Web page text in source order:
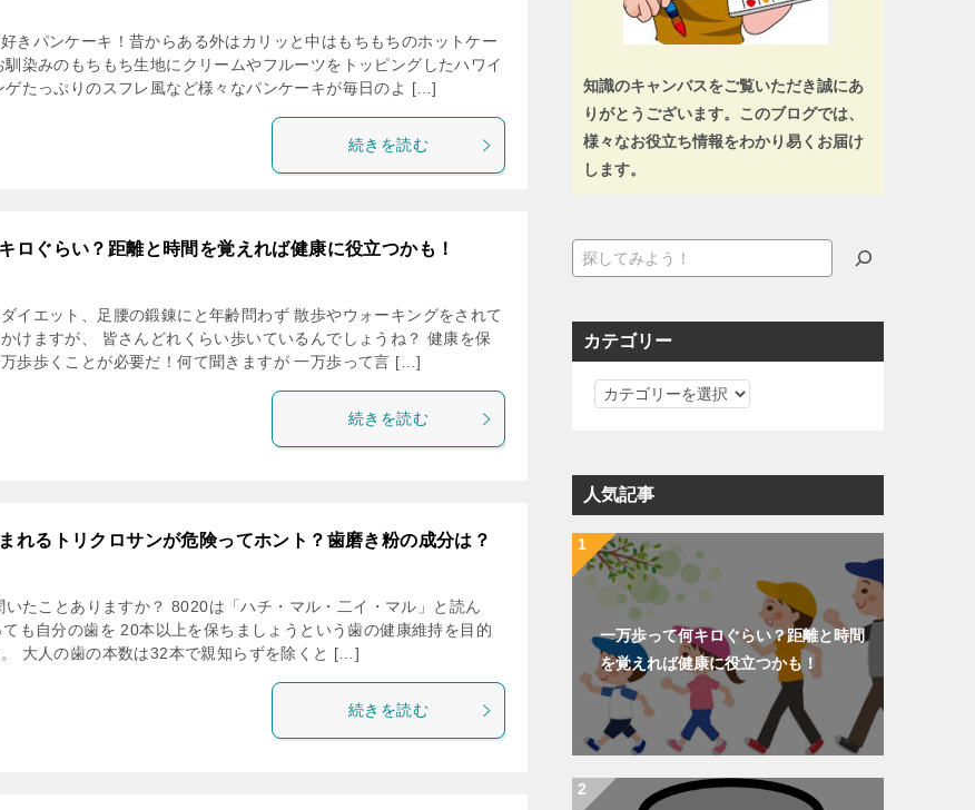
きパンケーキ！昔からある外はカリッと中はもちもちのホットケー
馴染みのもちもち生地にクリームやフルーツをトッピングしたハワイ
ゲたっぷりのスフレ風など様々なパンケーキが毎日のよ […]
続きを読む
ロぐらい？距離と時間を覚えれば健康に役立つかも！
イエット、足腰の鍛錬にと年齢問わず 散歩やウォーキングをされて
けますが、 皆さんどれくらい歩いているんでしょうね？ 健康を保
歩歩くことが必要だ！何て聞きますが 一万歩って言 […]
続きを読む
れるトリクロサンが危険ってホント？歯磨き粉の成分は？
たことありますか？ 8020は「ハチ・マル・二イ・マル」と読ん
も自分の歯を 20本以上を保ちましょうという歯の健康維持を目的
大人の歯の本数は32本で親知らずを除くと […]
続きを読む
知識のキャンバスをご覧いただき誠にあ
りがとうございます。このブログでは、
様々なお役立ち情報をわかり易くお届け
します。
検
索
カテゴリー
カ
リ
ー
人気記事
一万歩って何キロぐらい？距離と時間
を覚えれば健康に役立つかも！